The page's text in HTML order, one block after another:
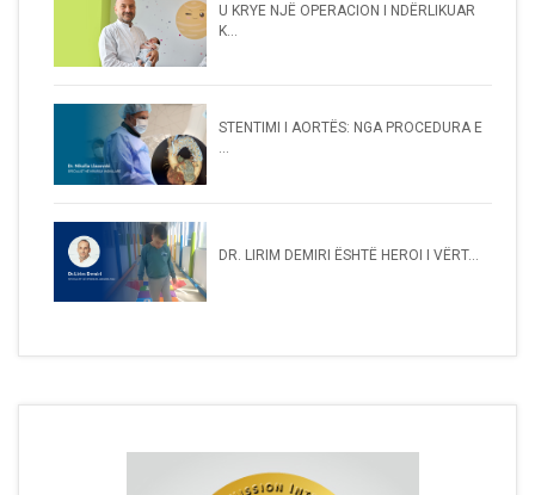
U KRYE NJË OPERACION I NDËRLIKUAR
K...
STENTIMI I AORTËS: NGA PROCEDURA E
...
DR. LIRIM DEMIRI ËSHTË HEROI I VËRT...